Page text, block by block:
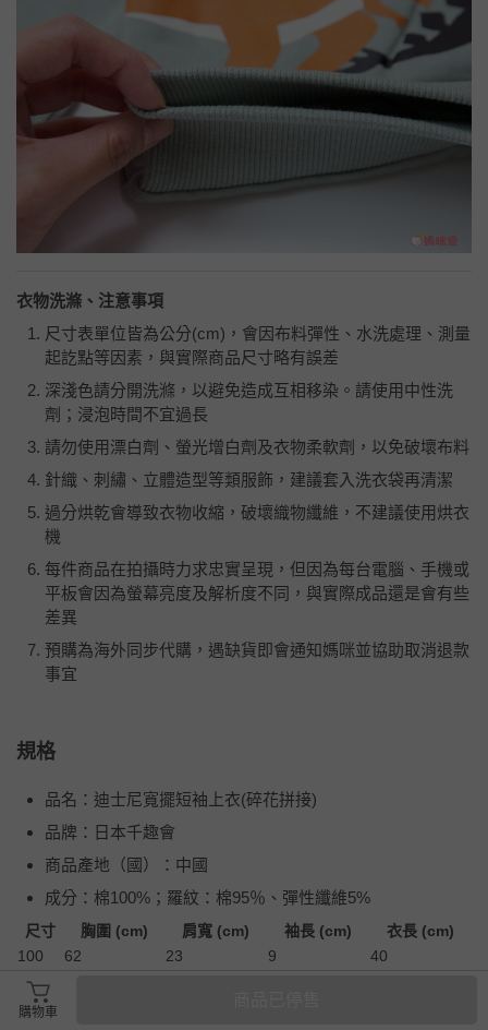
衣物洗滌、注意事項
尺寸表單位皆為公分(cm) ，會因布料彈性、水洗處理、測量
起訖點等因素，與實際商品尺寸略有誤差
深淺色請分開洗滌，以避免造成互相移染。請使用中性洗
劑；浸泡時間不宜過長
請勿使用漂白劑、螢光增白劑及衣物柔軟劑，以免破壞布料
針織、刺繡、立體造型等類服飾，建議套入洗衣袋再清潔
過分烘乾會導致衣物收縮，破壞織物纖維，不建議使用烘衣
機
每件商品在拍攝時力求忠實呈現，但因為每台電腦、手機或
平板會因為螢幕亮度及解析度不同，與實際成品還是會有些
差異
預購為海外同步代購，遇缺貨即會通知媽咪並協助取消退款
事宜
規格
品名：迪士尼寬擺短袖上衣(碎花拼接)
品牌：日本千趣會
商品產地（國）：中國
成分：棉100%；羅紋：棉95％、彈性纖維5%
尺寸 胸圍 (cm) 肩寬 (cm) 袖長 (cm)
衣長 (cm)
100
62 23 9
40
110
120
購物車